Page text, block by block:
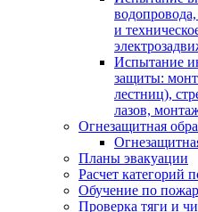
и
Испытание
защиты:
лестниц),
лазов,
Огнезащитная
Планы эвакуации
Расчет категорий
Обучение по
Проверка тяги и